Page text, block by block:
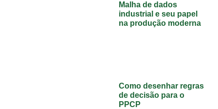
Malha de dados
industrial e seu papel
na produção moderna
Como desenhar regras
de decisão para o
PPCP